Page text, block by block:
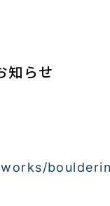
知らせ